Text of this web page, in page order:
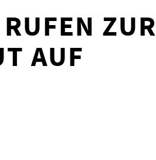
ZUR
AUF